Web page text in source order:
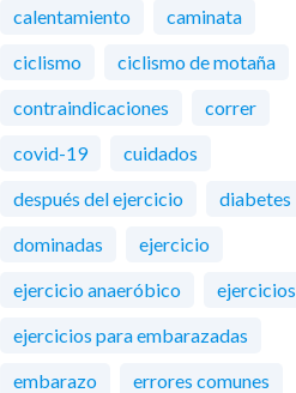
calentamiento
caminata
ciclismo
ciclismo de motaña
contraindicaciones
correr
covid-19
cuidados
después del ejercicio
diabetes
dominadas
ejercicio
ejercicio anaeróbico
ejercicios
ejercicios para embarazadas
embarazo
errores comunes